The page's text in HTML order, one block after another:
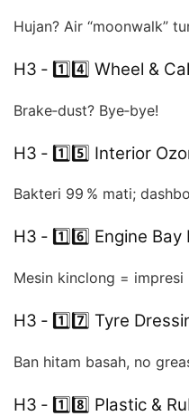
Hujan? Air “moonwalk”
H3 ‑ 1️⃣4️⃣ Wheel &
Brake‑dust? Bye‑bye!
H3 ‑ 1️⃣5️⃣ Interior
Bakteri 99 % mati;
H3 ‑ 1️⃣6️⃣ Engine Bay
Mesin kinclong = impresi
H3 ‑ 1️⃣7️⃣ Tyre
Ban hitam basah, no
H3 ‑ 1️⃣8️⃣ Plastic &